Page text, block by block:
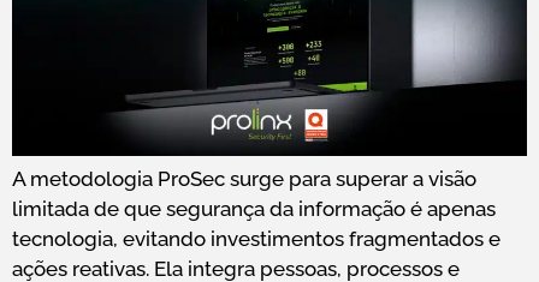
A metodologia ProSec surge para superar a visão
limitada de que segurança da informação é apenas
tecnologia, evitando investimentos fragmentados e
ações reativas. Ela integra pessoas, processos e